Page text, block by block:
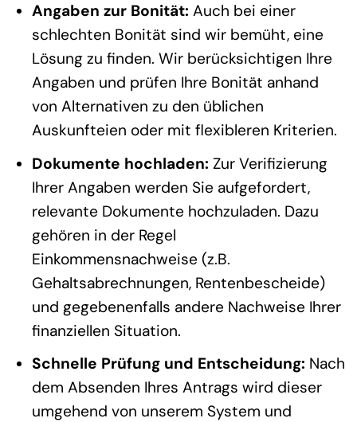
Angaben zur Bonität: Auch bei einer
schlechten Bonität sind wir bemüht, eine
Lösung zu finden. Wir berücksichtigen Ihre
Angaben und prüfen Ihre Bonität anhand
von Alternativen zu den üblichen
Auskunfteien oder mit flexibleren Kriterien.
Dokumente hochladen: Zur Verifizierung
Ihrer Angaben werden Sie aufgefordert,
relevante Dokumente hochzuladen. Dazu
gehören in der Regel
Einkommensnachweise (z.B.
Gehaltsabrechnungen, Rentenbescheide)
und gegebenenfalls andere Nachweise Ihrer
finanziellen Situation.
Schnelle Prüfung und Entscheidung: Nach
dem Absenden Ihres Antrags wird dieser
umgehend von unserem System und